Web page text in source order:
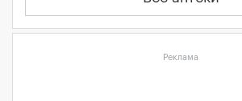
Реклама